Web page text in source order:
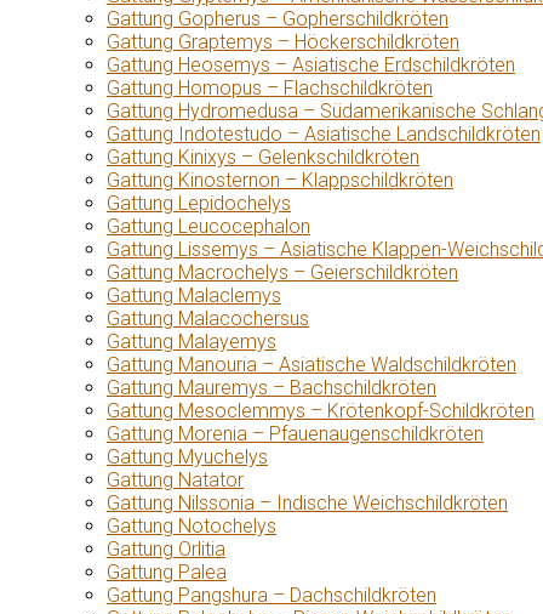
Gattung Gopherus – Gopherschildkröten
Gattung Graptemys – Höckerschildkröten
Gattung Heosemys – Asiatische Erdschildkröten
Gattung Homopus – Flachschildkröten
Gattung Hydromedusa – Südamerikanische
Gattung Indotestudo – Asiatische Landschildkröten
Gattung Kinixys – Gelenkschildkröten
Gattung Kinosternon – Klappschildkröten
Gattung Lepidochelys
Gattung Leucocephalon
Gattung Lissemys – Asiatische Klappen-
Gattung Macrochelys – Geierschildkröten
Gattung Malaclemys
Gattung Malacochersus
Gattung Malayemys
Gattung Manouria – Asiatische Waldschildkröten
Gattung Mauremys – Bachschildkröten
Gattung Mesoclemmys – Krötenkopf-Schildkröten
Gattung Morenia – Pfauenaugenschildkröten
Gattung Myuchelys
Gattung Natator
Gattung Nilssonia – Indische Weichschildkröten
Gattung Notochelys
Gattung Orlitia
Gattung Palea
Gattung Pangshura – Dachschildkröten